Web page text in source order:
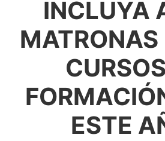
INCLUYA
MATRONAS
ESTE